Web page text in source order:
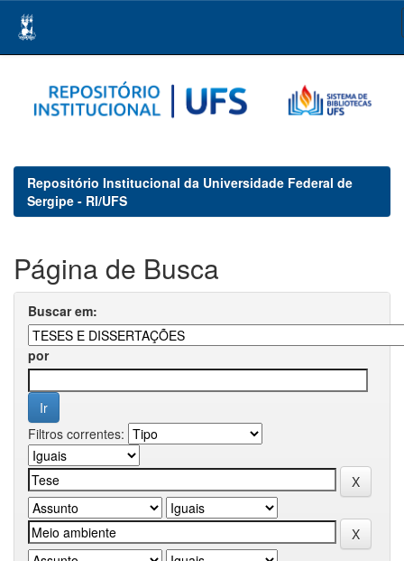
navigation
Repositório Institucional da Universidade Federal de
Sergipe - RI/UFS
Página de Busca
Buscar em:
por
Filtros correntes: